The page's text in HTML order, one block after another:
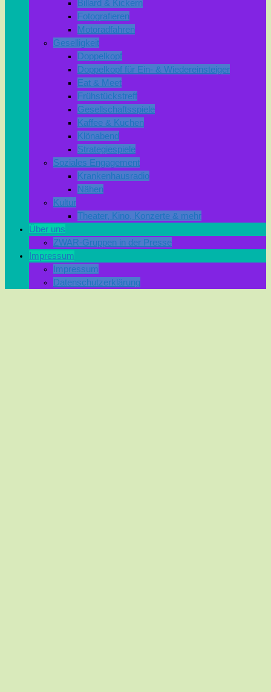
Billard & Kickern
Fotografieren
Motoradfahren
Geselligkeit
Doppelkopf
Doppelkopf für Ein- & Wiedereinsteiger
Eat & Meet
Frühstückstreff
Gesellschaftsspiele
Kaffee & Kuchen
Klönabend
Strategiespiele
Soziales Engagement
Krankenhausradio
Nähen
Kultur
Theater, Kino, Konzerte & mehr
Über uns
ZWAR-Gruppen in der Presse
Impressum
Impressum
Datenschutzerklärung